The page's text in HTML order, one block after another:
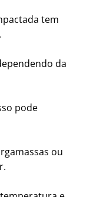
tem
da
pode
ou